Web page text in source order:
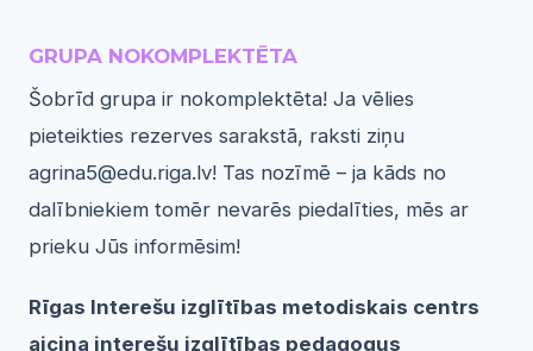
GRUPA NOKOMPLEKTĒTA
Šobrīd grupa ir nokomplektēta! Ja vēlies
pieteikties rezerves sarakstā, raksti ziņu
agrina5@edu.riga.lv! Tas nozīmē – ja kāds no
dalībniekiem tomēr nevarēs piedalīties, mēs ar
prieku Jūs informēsim!
Rīgas Interešu izglītības metodiskais centrs
aicina interešu izglītības pedagogus